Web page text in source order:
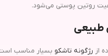
روتین پوستی می‌شود.
طبیعی
از رژگونه تاشکو بسیار مناسب